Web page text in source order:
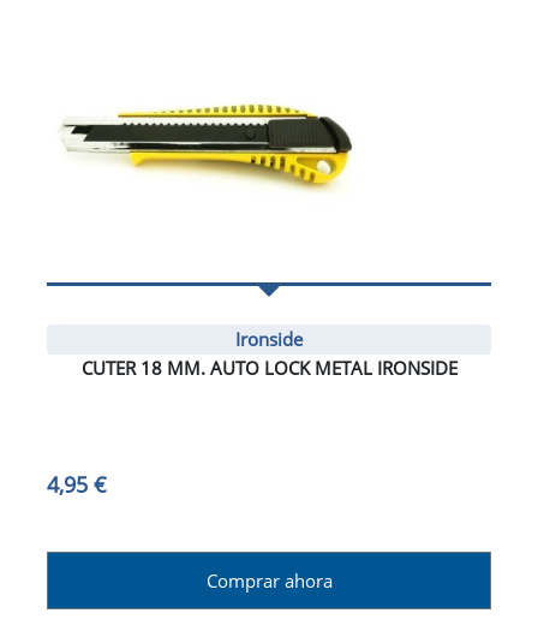
Ironside
CUTER 18 MM. AUTO LOCK METAL IRONSIDE
4,95 €
Comprar ahora